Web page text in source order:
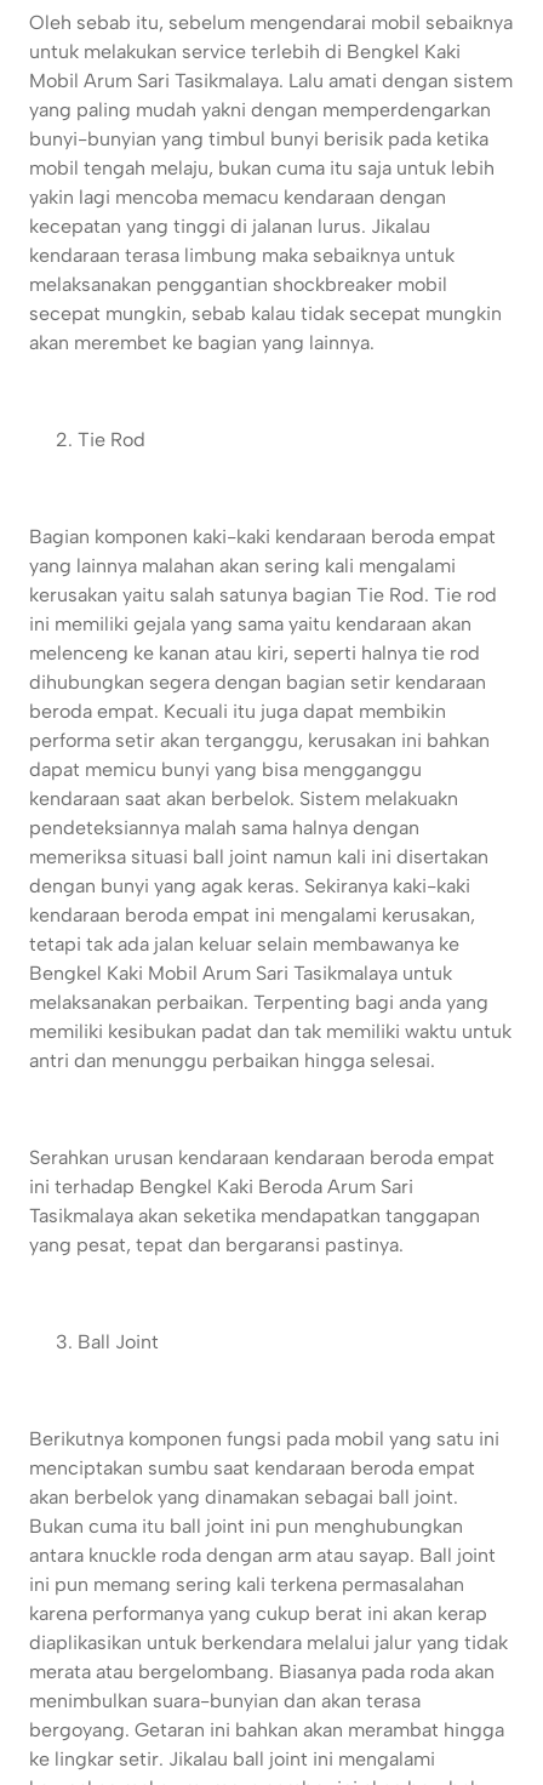
Oleh sebab itu, sebelum mengendarai mobil sebaiknya
untuk melakukan service terlebih di Bengkel Kaki
Mobil Arum Sari Tasikmalaya. Lalu amati dengan sistem
yang paling mudah yakni dengan memperdengarkan
bunyi-bunyian yang timbul bunyi berisik pada ketika
mobil tengah melaju, bukan cuma itu saja untuk lebih
yakin lagi mencoba memacu kendaraan dengan
kecepatan yang tinggi di jalanan lurus. Jikalau
kendaraan terasa limbung maka sebaiknya untuk
melaksanakan penggantian shockbreaker mobil
secepat mungkin, sebab kalau tidak secepat mungkin
akan merembet ke bagian yang lainnya.
Tie Rod
Bagian komponen kaki-kaki kendaraan beroda empat
yang lainnya malahan akan sering kali mengalami
kerusakan yaitu salah satunya bagian Tie Rod. Tie rod
ini memiliki gejala yang sama yaitu kendaraan akan
melenceng ke kanan atau kiri, seperti halnya tie rod
dihubungkan segera dengan bagian setir kendaraan
beroda empat. Kecuali itu juga dapat membikin
performa setir akan terganggu, kerusakan ini bahkan
dapat memicu bunyi yang bisa mengganggu
kendaraan saat akan berbelok. Sistem melakuakn
pendeteksiannya malah sama halnya dengan
memeriksa situasi ball joint namun kali ini disertakan
dengan bunyi yang agak keras. Sekiranya kaki-kaki
kendaraan beroda empat ini mengalami kerusakan,
tetapi tak ada jalan keluar selain membawanya ke
Bengkel Kaki Mobil Arum Sari Tasikmalaya untuk
melaksanakan perbaikan. Terpenting bagi anda yang
memiliki kesibukan padat dan tak memiliki waktu untuk
antri dan menunggu perbaikan hingga selesai.
Serahkan urusan kendaraan kendaraan beroda empat
ini terhadap Bengkel Kaki Beroda Arum Sari
Tasikmalaya akan seketika mendapatkan tanggapan
yang pesat, tepat dan bergaransi pastinya.
Ball Joint
Berikutnya komponen fungsi pada mobil yang satu ini
menciptakan sumbu saat kendaraan beroda empat
akan berbelok yang dinamakan sebagai ball joint.
Bukan cuma itu ball joint ini pun menghubungkan
antara knuckle roda dengan arm atau sayap. Ball joint
ini pun memang sering kali terkena permasalahan
karena performanya yang cukup berat ini akan kerap
diaplikasikan untuk berkendara melalui jalur yang tidak
merata atau bergelombang. Biasanya pada roda akan
menimbulkan suara-bunyian dan akan terasa
bergoyang. Getaran ini bahkan akan merambat hingga
ke lingkar setir. Jikalau ball joint ini mengalami